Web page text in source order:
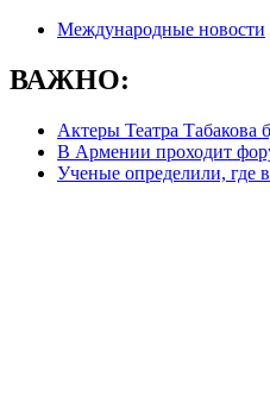
Международные новости
ВАЖНО:
Актеры Театра Табакова
В Армении проходит
Ученые определили, где